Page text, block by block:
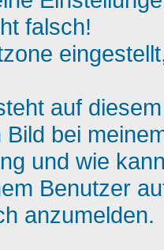
falsch!
auf
bei
und wie
Benutzer
anzumelden.